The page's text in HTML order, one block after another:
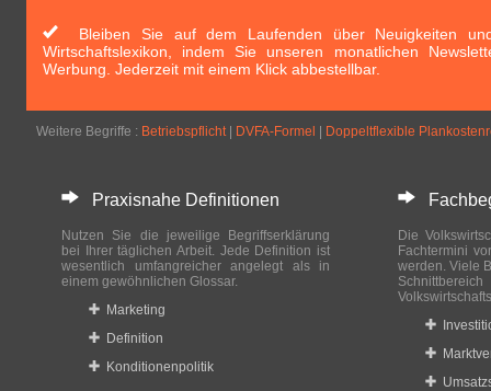
Bleiben Sie auf dem Laufenden über Neuigkeiten
Wirtschaftslexikon, indem Sie unseren monatlichen
Werbung. Jederzeit mit einem Klick abbestellbar.
Weitere Begriffe : Betriebspflicht| DVFA-Formel Doppeltflexible
Praxisnahe Definitionen
Nutzen Sie die jeweilige Begriffserklärung
bei Ihrer täglichen Arbeit. Jede Definition ist
wesentlich umfangreicher angelegt als in
einem gewöhnlichen Glossar.
Marketing
Definition
Konditionenpolitik
Die
Fachtermini
werden. Viele